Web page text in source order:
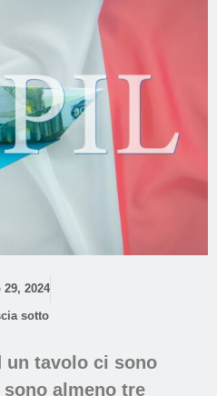
29, 2024
sotto
un tavolo ci sono
almeno tre